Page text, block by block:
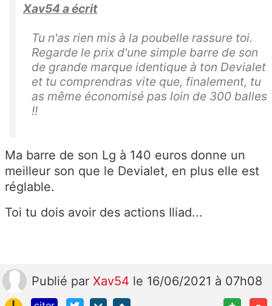
Xav54 a écrit
Tu n'as rien mis à la poubelle rassure toi.
Regarde le prix d'une simple barre de son
de grande marque identique à ton Devialet
et tu comprendras vite que, finalement, tu
as même économisé pas loin de 300 balles
!!
Ma barre de son Lg à 140 euros donne un
meilleur son que le Devialet, en plus elle est
réglable.
Toi tu dois avoir des actions Iliad...
Publié par Xav54 le 16/06/2021 à 07h08